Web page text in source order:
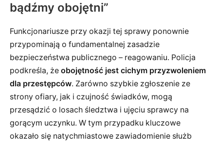
bądźmy obojętni”
Funkcjonariusze przy okazji tej sprawy ponownie
przypominają o fundamentalnej zasadzie
bezpieczeństwa publicznego – reagowaniu. Policja
podkreśla, że obojętność jest cichym przyzwoleniem
dla przestępców. Zarówno szybkie zgłoszenie ze
strony ofiary, jak i czujność świadków, mogą
przesądzić o losach śledztwa i ujęciu sprawcy na
gorącym uczynku. W tym przypadku kluczowe
okazało się natychmiastowe zawiadomienie służb